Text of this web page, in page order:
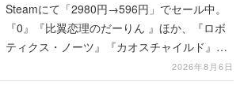
Steamにて「2980円→596円」でセール中。
『0』『比翼恋理のだーりん 』ほか、『ロボ
ティクス・ノーツ』『カオスチャイルド』な
ど科学アドベンチャーシリーズもセール対象
に
2026年8月6日